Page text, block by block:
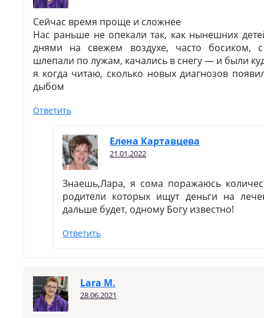
Сейчас время проще и сложнее
Нас раньше не опекали так, как нынешних
днями на свежем воздухе, часто босиком,
шлепали по лужам, качались в снегу — и были
я когда читаю, сколько новых диагнозов
дыбом
Ответить
Елена Картавцева
21.01.2022
Знаешь,Лара, я сома поражаюсь
родители которых ищут деньги на
дальше будет, одному Богу известно!
Ответить
Lara M.
28.06.2021